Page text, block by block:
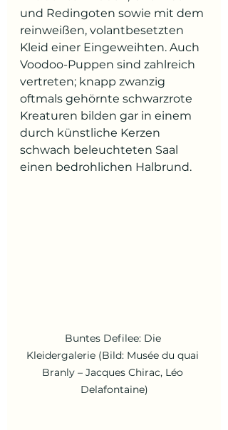
und Redingoten sowie mit dem
reinweißen, volantbesetzten
Kleid einer Eingeweihten. Auch
Voodoo-Puppen sind zahlreich
vertreten; knapp zwanzig
oftmals gehörnte schwarzrote
Kreaturen bilden gar in einem
durch künstliche Kerzen
schwach beleuchteten Saal
einen bedrohlichen Halbrund.
Buntes Defilee: Die
Kleidergalerie (Bild: Musée du quai
Branly – Jacques Chirac, Léo
Delafontaine)